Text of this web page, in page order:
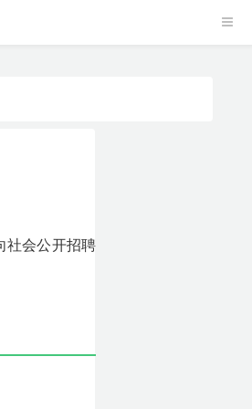
社会公开招聘